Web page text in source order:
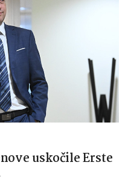
uskočile Erste